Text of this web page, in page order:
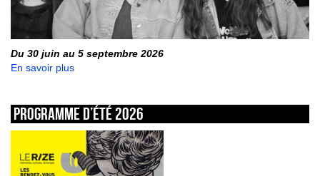
Du 30 juin au 5 septembre 2026
En savoir plus
Programme d’été 2026